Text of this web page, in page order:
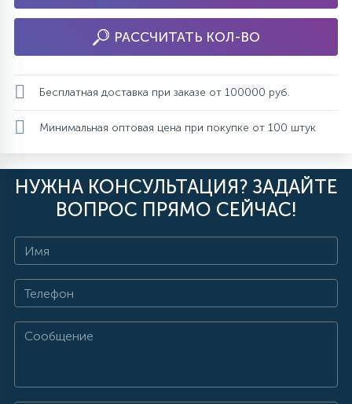
РАССЧИТАТЬ КОЛ-ВО
Бесплатная доставка при заказе от 100000 руб.
Минимальная оптовая цена при покупке от 100 штук
НУЖНА КОНСУЛЬТАЦИЯ? ЗАДАЙТЕ
ВОПРОС ПРЯМО СЕЙЧАС!